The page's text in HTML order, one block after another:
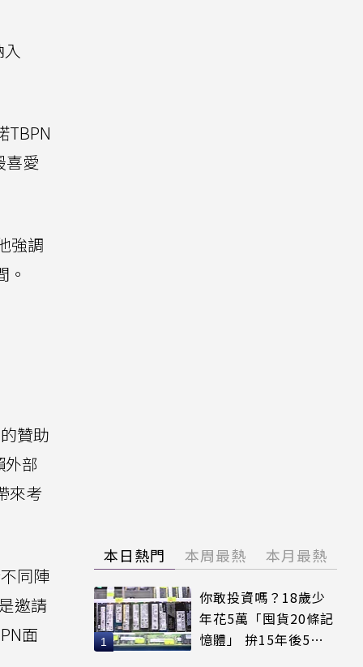
TBPN
喜愛
強調
贊助
部
來考
同陣
邀請
面
本日熱門 本周最熱 本月最熱
你敢投資嗎？18歲少
年花5萬「囤貨20條記
憶體」 拚15年後5倍